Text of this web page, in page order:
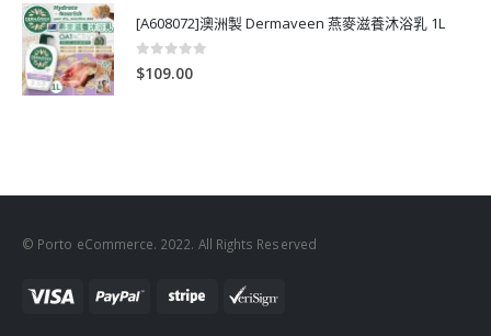
[A608072]澳洲製 Dermaveen 燕麥滋養沐浴乳 1L
0 out of 5
$109.00
© Porto eCommerce. 2022. All Rights Reserved